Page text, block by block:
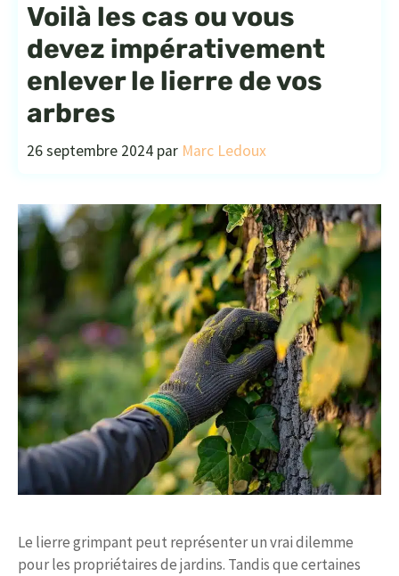
Voilà les cas ou vous
devez impérativement
enlever le lierre de vos
arbres
26 septembre 2024 par Marc Ledoux
Le lierre grimpant peut représenter un vrai dilemme
pour les propriétaires de jardins. Tandis que certaines